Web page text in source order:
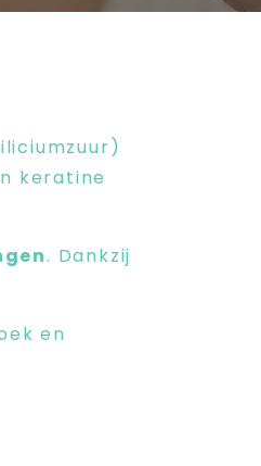
keratine
. Dankzij
en